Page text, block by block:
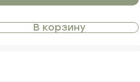
В корзину